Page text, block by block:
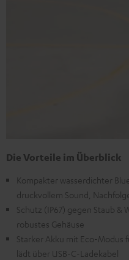
Die Vorteile im Überblick
Kompakter wasserdichter
druckvollem Sound,
Schutz (IP67) gegen Staub &
robustes Gehäuse
Starker Akku mit Eco-Modus
lädt über USB-C-Ladekabel